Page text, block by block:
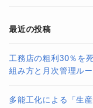
最近の投稿
工務店の粗利30％を
組み方と月次管理ル
多能工化による「生